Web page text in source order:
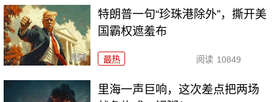
特朗普一句“珍珠港除外”，撕开美
国霸权遮羞布
最热 阅读 10849
里海一声巨响，这次差点把两场